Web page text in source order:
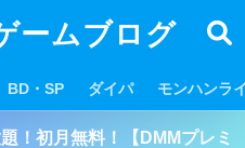
ームブログ
BD・SP ダイパ モンハンラ
！初月無料！【DMMプレミ